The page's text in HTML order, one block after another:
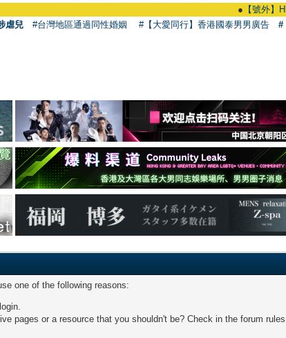
【號外】
虐兒 #台灣地區通過同性婚姻 #【大愛同行】香港國泰男男廣告 #
one of the following reasons:
pages or a resource that you shouldn't be? Check in the forum